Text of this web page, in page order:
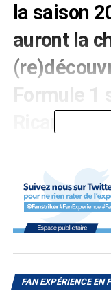
la saison
auront la
Formule 1
Ricard au
retour en
proposer
termes
?
FAN EXPÉRIENCE EN